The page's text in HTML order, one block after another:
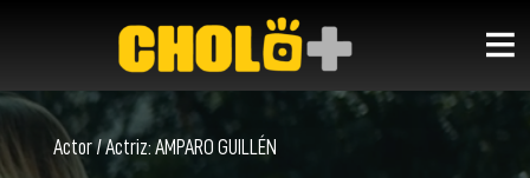
Actor / Actriz: AMPARO GUILLÉN